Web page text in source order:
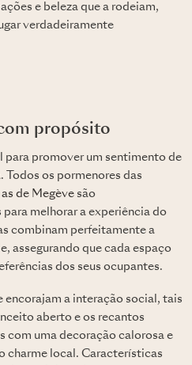
e beleza que a rodeiam,
verdadeiramente
propósito
para promover um sentimento de
Todos os pormenores das
de Megève são
melhorar a experiência do
combinam perfeitamente a
assegurando que cada espaço
dos seus ocupantes.
encorajam a interação social, tais
aberto e os recantos
com uma decoração calorosa e
charme local. Características